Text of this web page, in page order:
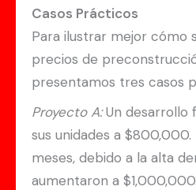
Casos Prácticos
Para ilustrar mejor cómo
precios de
presentamos tres casos
Proyecto A:Un desarrollo
sus unidades a $800,000.
meses, debido a la alta
aumentaron a $1,000,000.